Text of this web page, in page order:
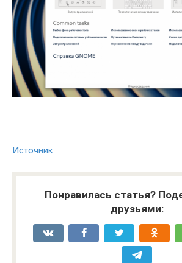
Источник
Понравилась статья?
друзьями: